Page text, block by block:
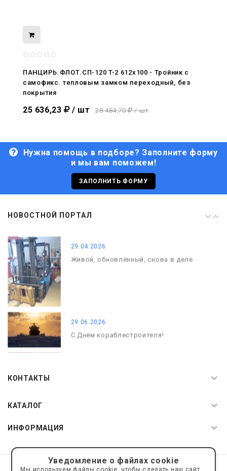
ПАНЦИРЬ.ФЛОТ.СП-120 T-2 612x100 - Тройник c
самофикс. тепловым замком переходный, без
покрытия
25 636,23 / шт 28 484,70 / шт
Нужна помощь в подборе? Заполните форму
и мы вам поможем!
ЗАПОЛНИТЬ ФОРМУ
НОВОСТНОЙ ПОРТАЛ
нами
29.06.2026
С Днём кораблестроителя!
С Днём Победы. Память, которая с
29.04.2026
Живой, обновлённый, снова в деле
29.06.2026
С Днём кораблестроителя!
КОНТАКТЫ
КАТАЛОГ
ИНФОРМАЦИЯ
© 2019—2026 Интернет пространство АкваРос sale@a-ros.ru
Уведомление о файлах cookie
Мы используем файлы cookie, чтобы сделать наш сайт